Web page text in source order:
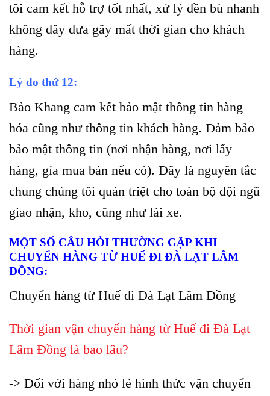
tôi cam kết hỗ trợ tốt nhất, xử lý đền bù nhanh
không dây dưa gây mất thời gian cho khách
hàng.
Lý do thứ 12:
Bảo Khang cam kết bảo mật thông tin hàng
hóa cũng như thông tin khách hàng. Đảm bảo
bảo mật thông tin (nơi nhận hàng, nơi lấy
hàng, gía mua bán nếu có). Đây là nguyên tắc
chung chúng tôi quán triệt cho toàn bộ đội ngũ
giao nhận, kho, cũng như lái xe.
MỘT SỐ CÂU HỎI THƯỜNG GẶP KHI
CHUYỂN HÀNG TỪ HUẾ ĐI ĐÀ LẠT LÂM
ĐỒNG:
Chuyển hàng từ Huế đi Đà Lạt Lâm Đồng
Thời gian vận chuyển hàng từ Huế đi Đà Lạt
Lâm Đồng là bao lâu?
-> Đối với hàng nhỏ lẻ hình thức vận chuyển